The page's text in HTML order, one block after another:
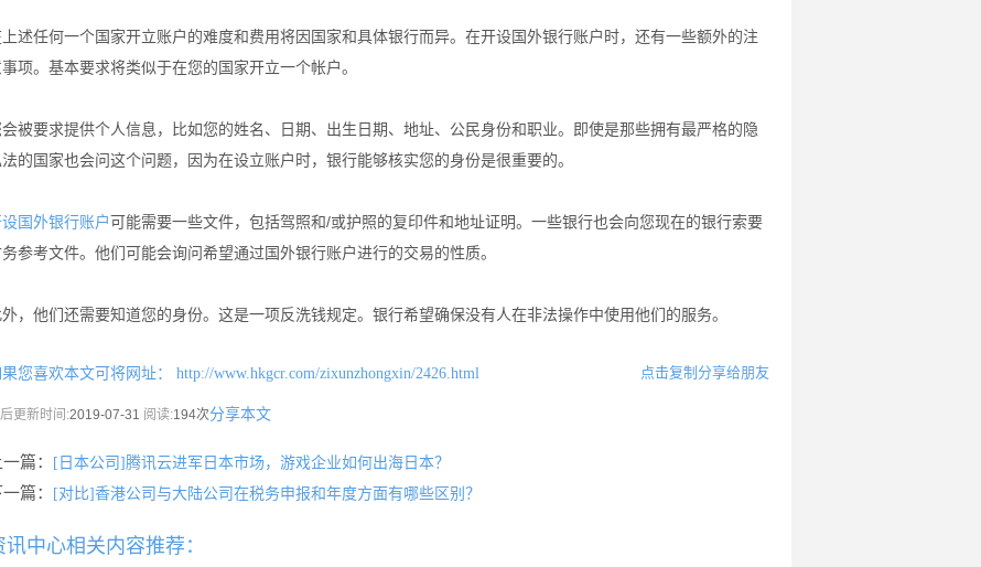
述任何一个国家开立账户的难度和费用将因国家和具体银行而异。在开设国外银行账户时，还有一些额外的注
事项。基本要求将类似于在您的国家开立一个帐户。
被要求提供个人信息，比如您的姓名、日期、出生日期、地址、公民身份和职业。即使是那些拥有最严格的隐
的国家也会问这个问题，因为在设立账户时，银行能够核实您的身份是很重要的。
国外银行账户可能需要一些文件，包括驾照和/或护照的复印件和地址证明。一些银行也会向您现在的银行索要
务参考文件。他们可能会询问希望通过国外银行账户进行的交易的性质。
外，他们还需要知道您的身份。这是一项反洗钱规定。银行希望确保没有人在非法操作中使用他们的服务。
您喜欢本文可将网址： http://www.hkgcr.com/zixunzhongxin/2426.html 点击复制分享给朋友
更新时间:2019-07-31 阅读:194次分享本文
一篇： [日本公司]腾讯云进军日本市场，游戏企业如何出海日本？
篇： [对比]香港公司与大陆公司在税务申报和年度方面有哪些区别？
讯中心相关内容推荐：